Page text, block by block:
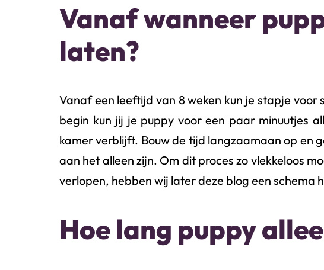
Vanaf wanneer
laten?
Vanaf een leeftijd van 8 weken kun je stapje
begin kun jij je puppy voor een paar minuutjes
kamer verblijft. Bouw de tijd langzaamaan op en
aan het alleen zijn. Om dit proces zo vlekkeloos
verlopen, hebben wij later deze blog een schema
Hoe lang puppy